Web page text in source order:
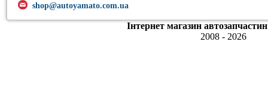
shop@autoyamato.com.ua
Інтернет магазин
2008 - 2026